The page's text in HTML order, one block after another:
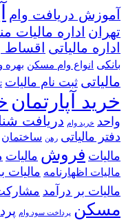
آموزش دریافت وام
تهران اداره مالیات
اداره مالیاتی اقساط
بانکی
انواع وام مسکن بهره
مالیاتی ثبت نام مالیات
خرید آپارتمان
واحد خرید وام دریافت
دفتر مالیاتی رهن ساختمان
مالیات فروش مالیات
مالیات اظهارنامه مالیات
مالیات بر درآمد
مسکن پرداخت سود وام